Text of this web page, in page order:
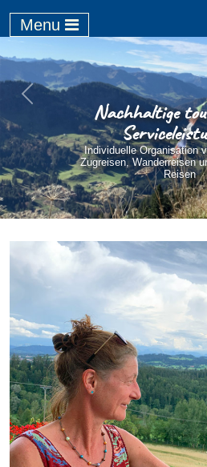
Menu
Nachhaltige
Individuelle Organisation
Zugreisen, Wanderreisen
Reisen
Previous